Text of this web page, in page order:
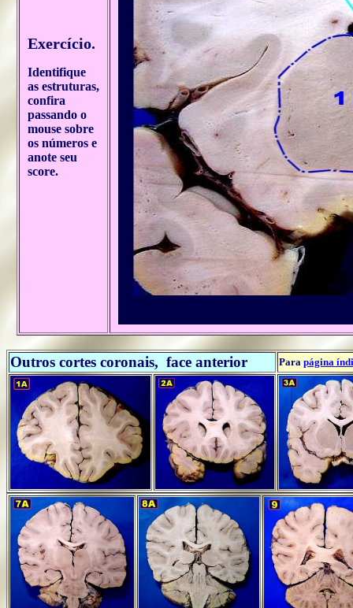
Exercício.
Identifique
as estruturas,
confira
passando o
mouse sobre
os números e
anote seu
score.
Outros cortes coronais, face anterior Para página